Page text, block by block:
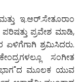
ಇ.ಆರ್.ಸೇತೂರಾಂ
ಪ್ರವೇಶ ಮಾಡಿ,
ಏಳಿಗೆಗಾಗಿ ಶ್ರಮಿಸಿದರು.
ಸಂಗೀತ
ಮೂಲಕ ಯುವ